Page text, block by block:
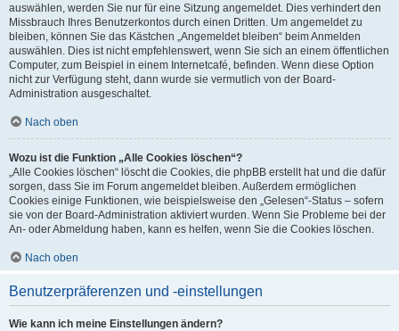
auswählen, werden Sie nur für eine Sitzung angemeldet. Dies verhindert den
Missbrauch Ihres Benutzerkontos durch einen Dritten. Um angemeldet zu
bleiben, können Sie das Kästchen „Angemeldet bleiben“ beim Anmelden
auswählen. Dies ist nicht empfehlenswert, wenn Sie sich an einem öffentlichen
Computer, zum Beispiel in einem Internetcafé, befinden. Wenn diese Option
nicht zur Verfügung steht, dann wurde sie vermutlich von der Board-
Administration ausgeschaltet.
Nach oben
Wozu ist die Funktion „Alle Cookies löschen“?
„Alle Cookies löschen“ löscht die Cookies, die phpBB erstellt hat und die dafür
sorgen, dass Sie im Forum angemeldet bleiben. Außerdem ermöglichen
Cookies einige Funktionen, wie beispielsweise den „Gelesen“-Status – sofern
sie von der Board-Administration aktiviert wurden. Wenn Sie Probleme bei der
An- oder Abmeldung haben, kann es helfen, wenn Sie die Cookies löschen.
Nach oben
Benutzerpräferenzen und -einstellungen
Wie kann ich meine Einstellungen ändern?